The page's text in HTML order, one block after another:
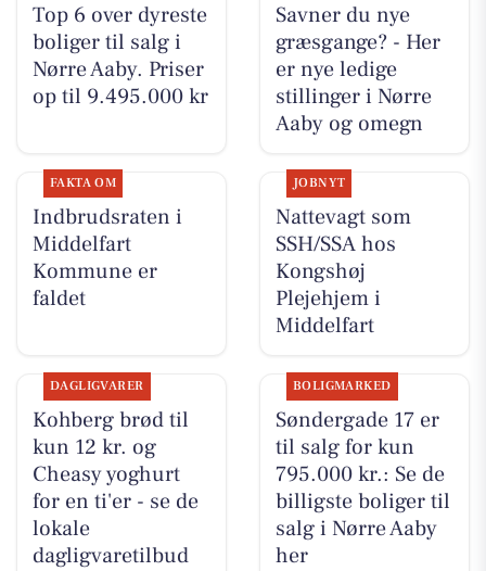
Top 6 over dyreste
boliger til salg i
Nørre Aaby. Priser
op til 9.495.000 kr
Savner du nye
græsgange? - Her
er nye ledige
stillinger i Nørre
Aaby og omegn
FAKTA OM
Indbrudsraten i
Middelfart
Kommune er
faldet
JOBNYT
Nattevagt som
SSH/SSA hos
Kongshøj
Plejehjem i
Middelfart
DAGLIGVARER
Kohberg brød til
kun 12 kr. og
Cheasy yoghurt
for en ti'er - se de
lokale
dagligvaretilbud
BOLIGMARKED
Søndergade 17 er
til salg for kun
795.000 kr.: Se de
billigste boliger til
salg i Nørre Aaby
her